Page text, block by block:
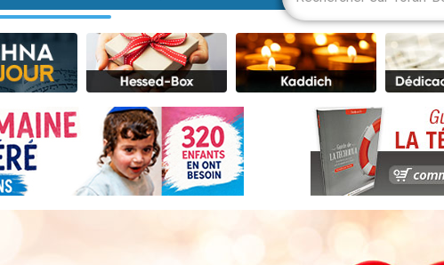
une bénédiction
don pour Sauvez la jambe de Yohan
sur Zoom
Box Music
sur WhatsApp
sur WhatsApp
Music
sur WhatsApp
n°104 : Le Chabbath et le Birkat Hamazone à travers le temps